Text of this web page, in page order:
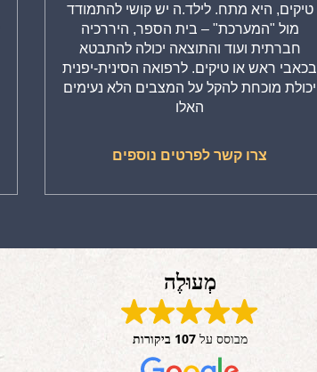
טיקים, היא מתח. לילד.ה יש קושי להתמודד
מול "המערכת" – בית הספר, היררכיה
חברתית ועוד והתוצאה יכולה להתבטא
בכאבי ראש או טיקים. לרפואה הסינית-יפנית
יכולת מוכחת להקל על המצבים הלא נעימים
האלו
צרו קשר לפרטים נוספים
מְעוּלֶה
מבוסס על107 ביקורות